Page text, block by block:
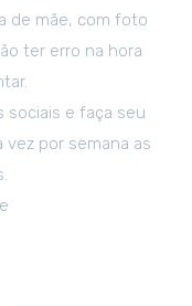
de mãe, com foto
ter erro na hora
sociais e faça seu
vez por semana as